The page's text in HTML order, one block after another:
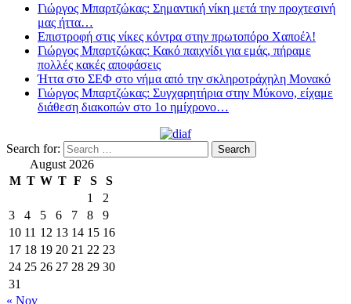
Γιώργος Μπαρτζώκας: Σημαντική νίκη μετά την προχτεσινή
μας ήττα…
Επιστροφή στις νίκες κόντρα στην πρωτοπόρο Χαποέλ!
Γιώργος Μπαρτζώκας: Κακό παιχνίδι για εμάς, πήραμε
πολλές κακές αποφάσεις
Ήττα στο ΣΕΦ στο νήμα από την σκληροτράχηλη Μονακό
Γιώργος Μπαρτζώκας: Συγχαρητήρια στην Μύκονο, είχαμε
διάθεση διακοπών στο 1ο ημίχρονο…
Search for:
August 2026
M T W T F S
S
1
2
3
4 5 6 7 8
9
10 11 12 13 14 15 16
17 18 19 20 21 22 23
24 25 26 27 28 29 30
31
« Nov